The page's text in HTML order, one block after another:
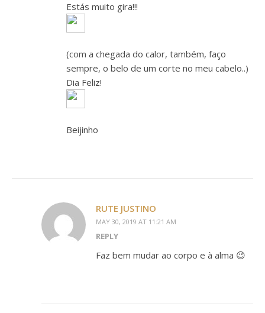
Estás muito gira!!!
(com a chegada do calor, também, faço
sempre, o belo de um corte no meu cabelo..)
Dia Feliz!
Beijinho
RUTE JUSTINO
MAY 30, 2019 AT 11:21 AM
REPLY
Faz bem mudar ao corpo e à alma 😉